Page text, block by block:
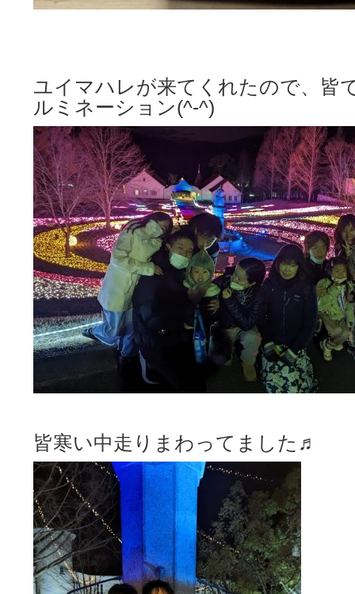
ユイマハレが来てくれたので、皆
ルミネーション(^-^)
皆寒い中走りまわってました♬